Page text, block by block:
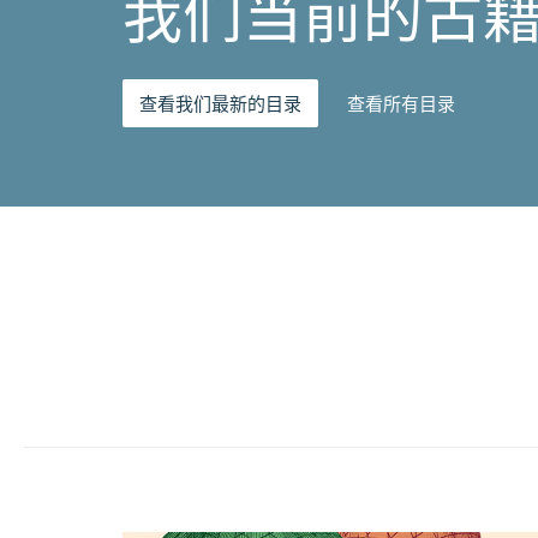
我们当前的古
查看我们最新的目录 查看所有目录